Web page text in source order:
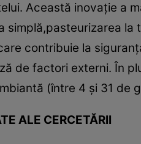
Această inovaţie a
simplă,pasteurizarea
contribuie la
de factori externi. În
(între 4 şi 31 de
ALE CERCETĂRII